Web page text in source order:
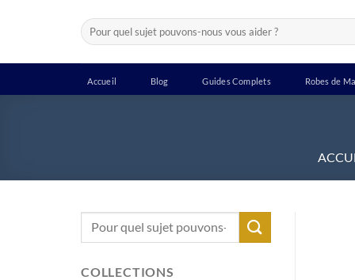
Recherche
pour :
Accueil Blog Guides Complets Robes de
Recherche
COLLECTIONS